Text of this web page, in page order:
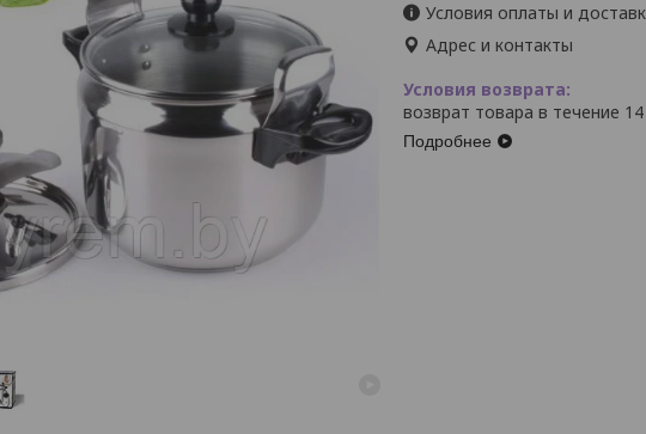
Условия оплаты и
Адрес и контакты
возврат товара в течение
Подробнее